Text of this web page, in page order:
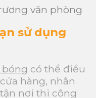
văn phòng
sử dụng
có thể điều
hàng, nhân
nơi thi công